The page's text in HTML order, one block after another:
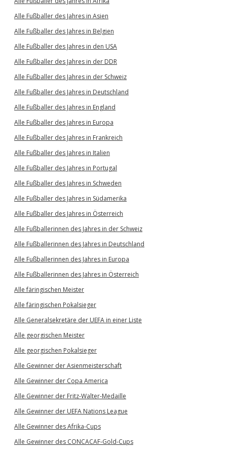
Alle Fußballer des Jahres in Asien
Alle Fußballer des Jahres in Belgien
Alle Fußballer des Jahres in den USA
Alle Fußballer des Jahres in der DDR
Alle Fußballer des Jahres in der Schweiz
Alle Fußballer des Jahres in Deutschland
Alle Fußballer des Jahres in England
Alle Fußballer des Jahres in Europa
Alle Fußballer des Jahres in Frankreich
Alle Fußballer des Jahres in Italien
Alle Fußballer des Jahres in Portugal
Alle Fußballer des Jahres in Schweden
Alle Fußballer des Jahres in Südamerika
Alle Fußballer des Jahres in Österreich
Alle Fußballerinnen des Jahres in der Schweiz
Alle Fußballerinnen des Jahres in Deutschland
Alle Fußballerinnen des Jahres in Europa
Alle Fußballerinnen des Jahres in Österreich
Alle färingischen Meister
Alle färingischen Pokalsieger
Alle Generalsekretäre der UEFA in einer Liste
Alle georgischen Meister
Alle georgischen Pokalsieger
Alle Gewinner der Asienmeisterschaft
Alle Gewinner der Copa America
Alle Gewinner der Fritz-Walter-Medaille
Alle Gewinner der UEFA Nations League
Alle Gewinner des Afrika-Cups
Alle Gewinner des CONCACAF-Gold-Cups